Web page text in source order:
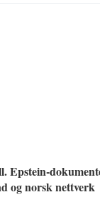
Epstein-
og norsk nettverk